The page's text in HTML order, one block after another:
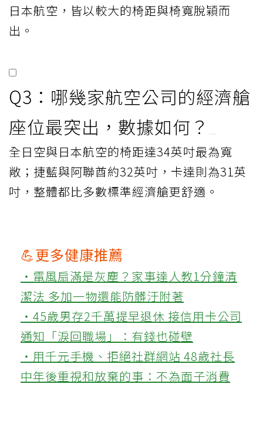
日本航空，皆以較大的椅距與椅寬脫穎而
出。
Q3：哪幾家航空公司的經濟艙
座位最突出，數據如何？
全日空與日本航空的椅距達34英吋最為寬
敞；捷藍與阿聯酋約32英吋，卡達則為31英
吋，整體都比多數標準經濟艙更舒適。
💪更多健康推薦
‧電風扇滿是灰塵？家事達人教1分鐘清
潔法 多加一物還能防髒汙附著
‧45歲男存2千萬提早退休 接信用卡公司
通知「淚回職場」：有錢也碰壁
‧用千元手機、拒絕社群網站 48歲社長
中年後重視和放棄的事：不為面子消費